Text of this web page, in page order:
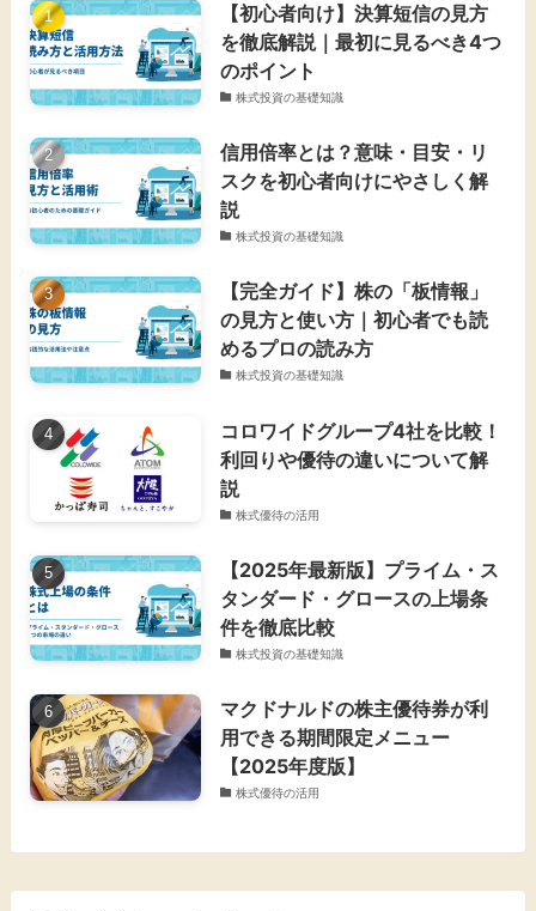
【初心者向け】決算短信の見方
を徹底解説｜最初に見るべき4つ
のポイント
株式投資の基礎知識
信用倍率とは？意味・目安・リ
スクを初心者向けにやさしく解
説
株式投資の基礎知識
【完全ガイド】株の「板情報」
の見方と使い方｜初心者でも読
めるプロの読み方
株式投資の基礎知識
コロワイドグループ4社を比較！
利回りや優待の違いについて解
説
株式優待の活用
【2025年最新版】プライム・ス
タンダード・グロースの上場条
件を徹底比較
株式投資の基礎知識
マクドナルドの株主優待券が利
用できる期間限定メニュー
【2025年度版】
株式優待の活用